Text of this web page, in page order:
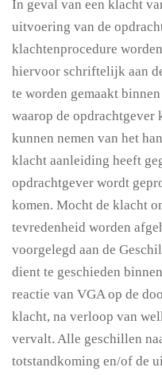
In geval van een klacht
uitvoering van de
klachtenprocedure
hiervoor schriftelijk aan
te worden gemaakt
waarop de
kunnen nemen van het
klacht aanleiding heeft
opdrachtgever wordt
komen. Mocht de klacht
tevredenheid worden
voorgelegd aan de
dient te geschieden
reactie van VGA op de
klacht, na verloop van
vervalt. Alle geschillen
totstandkoming en/of de